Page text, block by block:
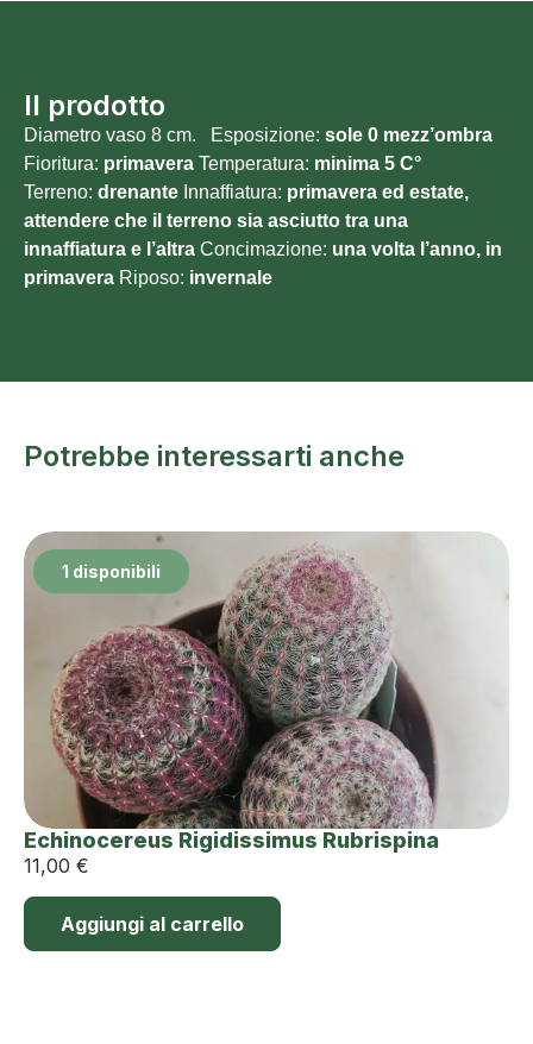
Il prodotto
Diametro vaso 8 cm. Esposizione: sole 0 mezz’ombra
Fioritura: primavera Temperatura: minima 5 C°
Terreno: drenante Innaffiatura: primavera ed estate,
attendere che il terreno sia asciutto tra una
innaffiatura e l’altra Concimazione: una volta l’anno, in
primavera Riposo: invernale
Potrebbe interessarti anche
1 disponibili
Echinocereus Rigidissimus Rubrispina
11,00 €
Aggiungi al carrello